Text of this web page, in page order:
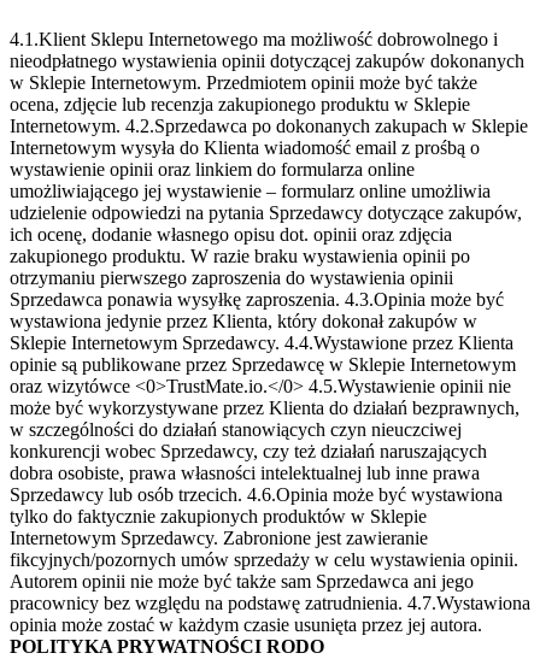
4.1.Klient Sklepu Internetowego ma możliwość dobrowolnego i
nieodpłatnego wystawienia opinii dotyczącej zakupów dokonanych
w Sklepie Internetowym. Przedmiotem opinii może być także
ocena, zdjęcie lub recenzja zakupionego produktu w Sklepie
Internetowym. 4.2.Sprzedawca po dokonanych zakupach w Sklepie
Internetowym wysyła do Klienta wiadomość email z prośbą o
wystawienie opinii oraz linkiem do formularza online
umożliwiającego jej wystawienie – formularz online umożliwia
udzielenie odpowiedzi na pytania Sprzedawcy dotyczące zakupów,
ich ocenę, dodanie własnego opisu dot. opinii oraz zdjęcia
zakupionego produktu. W razie braku wystawienia opinii po
otrzymaniu pierwszego zaproszenia do wystawienia opinii
Sprzedawca ponawia wysyłkę zaproszenia. 4.3.Opinia może być
wystawiona jedynie przez Klienta, który dokonał zakupów w
Sklepie Internetowym Sprzedawcy. 4.4.Wystawione przez Klienta
opinie są publikowane przez Sprzedawcę w Sklepie Internetowym
oraz wizytówce <0>TrustMate.io.</0> 4.5.Wystawienie opinii nie
może być wykorzystywane przez Klienta do działań bezprawnych,
w szczególności do działań stanowiących czyn nieuczciwej
konkurencji wobec Sprzedawcy, czy też działań naruszających
dobra osobiste, prawa własności intelektualnej lub inne prawa
Sprzedawcy lub osób trzecich. 4.6.Opinia może być wystawiona
tylko do faktycznie zakupionych produktów w Sklepie
Internetowym Sprzedawcy. Zabronione jest zawieranie
fikcyjnych/pozornych umów sprzedaży w celu wystawienia opinii.
Autorem opinii nie może być także sam Sprzedawca ani jego
pracownicy bez względu na podstawę zatrudnienia. 4.7.Wystawiona
opinia może zostać w każdym czasie usunięta przez jej autora.
POLITYKA PRYWATNOŚCI RODO